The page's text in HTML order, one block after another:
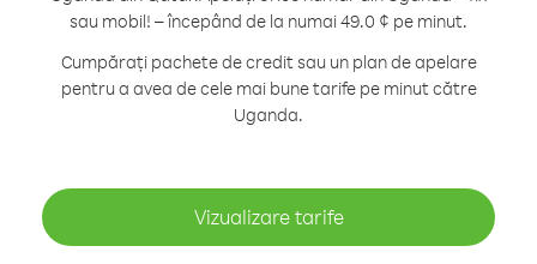
sau mobil! – începând de la numai 49.0 ¢ pe minut.
Cumpărați pachete de credit sau un plan de apelare
pentru a avea de cele mai bune tarife pe minut către
Uganda.
Vizualizare tarife